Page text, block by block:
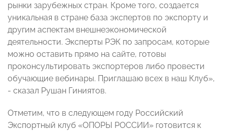
рынки зарубежных стран. Кроме того, создается
уникальная в стране база экспертов по экспорту и
другим аспектам внешнеэкономической
деятельности. Эксперты РЭК по запросам, которые
можно оставить прямо на сайте, готовы
проконсультировать экспортеров либо провести
обучающие вебинары. Приглашаю всех в наш Клуб»,
- сказал Рушан Гиниятов.
Отметим, что в следующем году Российский
Экспортный клуб «ОПОРЫ РОССИИ» готовится к